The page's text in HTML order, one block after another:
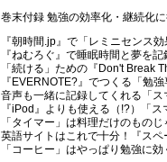
巻末付録 勉強の効率化・継続化
『朝時間.jp』で「レミニセンス
『ねむろぐ』で睡眠時間と夢を記
「続ける」ための『Don't Break
『EVERNOTE?』でつくる「勉
音声も一緒に記録してくれる「ス
『iPod』よりも使える（!?）「ス
「タイマー」は料理だけのものじ
英語サイトはこれで十分！『スペ
「コーヒー」はやっぱり勉強に効